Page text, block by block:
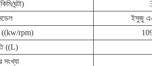
ঘন্টা)
ইসুজু
((kw/rpm)
((L)
সংখ্যা